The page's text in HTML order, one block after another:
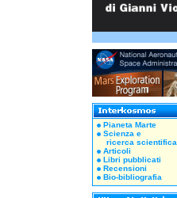
Pianeta Marte
Scienza e
ricerca scientifica
Articoli
Libri pubblicati
Recensioni
Bio-bibliografia